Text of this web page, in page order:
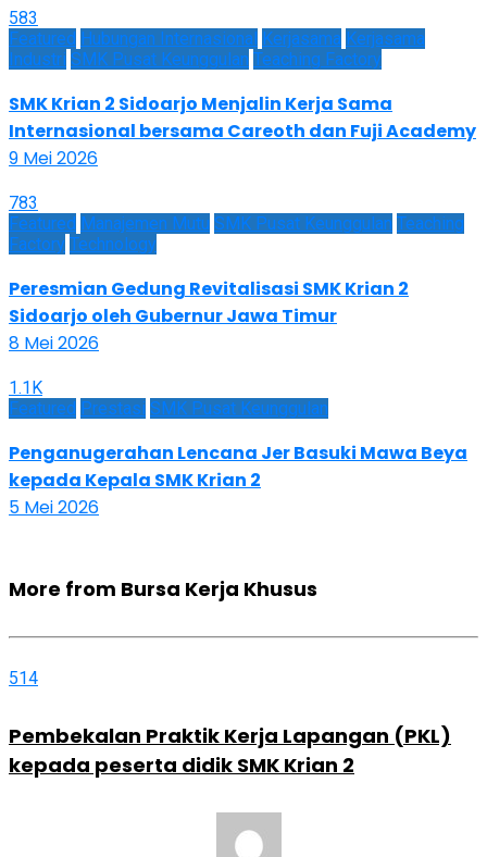
583
Featured Hubungan Internasional Kerjasama Kerjasama
Industri SMK Pusat Keunggulan Teaching Factory
SMK Krian 2 Sidoarjo Menjalin Kerja Sama
Internasional bersama Careoth dan Fuji Academy
9 Mei 2026
783
Featured Manajemen Mutu SMK Pusat Keunggulan Teaching
Factory Technology
Peresmian Gedung Revitalisasi SMK Krian 2
Sidoarjo oleh Gubernur Jawa Timur
8 Mei 2026
1.1K
Featured Prestasi SMK Pusat Keunggulan
Penganugerahan Lencana Jer Basuki Mawa Beya
kepada Kepala SMK Krian 2
5 Mei 2026
More from Bursa Kerja Khusus
514
Pembekalan Praktik Kerja Lapangan (PKL)
kepada peserta didik SMK Krian 2